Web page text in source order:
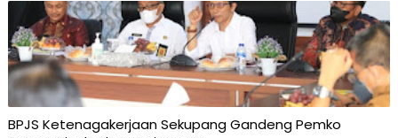
BPJS Ketenagakerjaan Sekupang Gandeng Pemko